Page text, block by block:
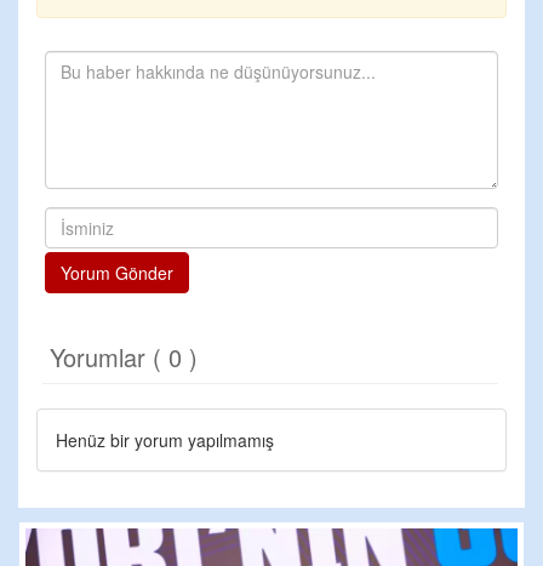
Yorum Gönder
Yorumlar ( 0 )
Henüz bir yorum yapılmamış